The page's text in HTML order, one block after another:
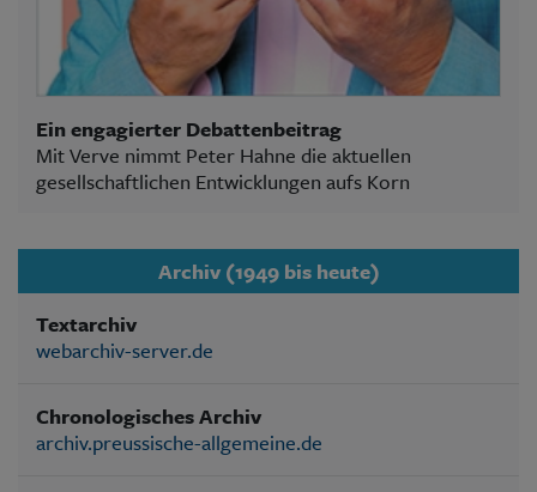
Ein engagierter Debattenbeitrag
Mit Verve nimmt Peter Hahne die aktuellen
gesellschaftlichen Entwicklungen aufs Korn
Archiv (1949 bis heute)
Textarchiv
webarchiv-server.de
Chronologisches Archiv
archiv.preussische-allgemeine.de